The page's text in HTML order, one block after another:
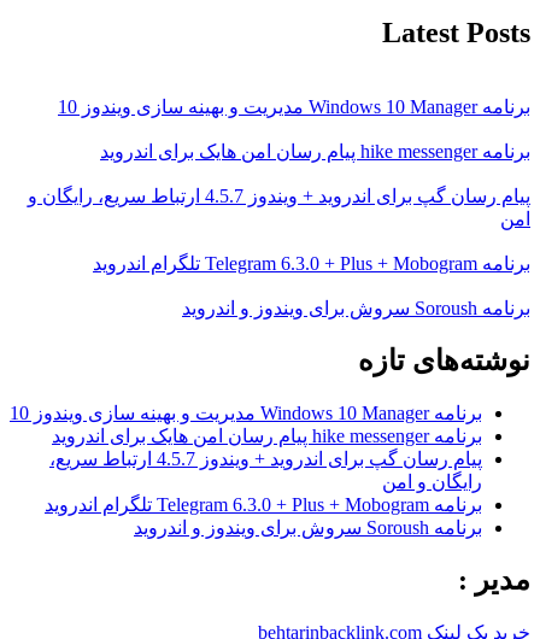
Latest Posts
برنامه Windows 10 Manager مدیریت و بهینه سازی ویندوز 10
برنامه hike messenger پیام‌ رسان‌ امن هایک برای اندروید
پیام رسان گپ برای اندروید + ویندوز 4.5.7 ارتباط سریع، رایگان و
امن
برنامه Telegram 6.3.0 + Plus + Mobogram تلگرام اندروید
برنامه Soroush سروش برای ویندوز و اندروید
نوشته‌های تازه
برنامه Windows 10 Manager مدیریت و بهینه سازی ویندوز 10
برنامه hike messenger پیام‌ رسان‌ امن هایک برای اندروید
پیام رسان گپ برای اندروید + ویندوز 4.5.7 ارتباط سریع،
رایگان و امن
برنامه Telegram 6.3.0 + Plus + Mobogram تلگرام اندروید
برنامه Soroush سروش برای ویندوز و اندروید
مدیر :
خرید بک لینک behtarinbacklink.com